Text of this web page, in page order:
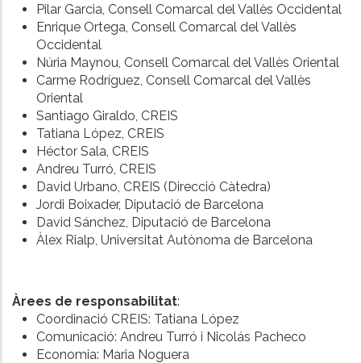
Pilar Garcia, Consell Comarcal del Vallès Occidental
Enrique Ortega, Consell Comarcal del Vallès
Occidental
Núria Maynou, Consell Comarcal del Vallès Oriental
Carme Rodríguez, Consell Comarcal del Vallès
Oriental
Santiago Giraldo, CREIS
Tatiana López, CREIS
Héctor Sala, CREIS
Andreu Turró, CREIS
David Urbano, CREIS (Direcció Càtedra)
Jordi Boixader, Diputació de Barcelona
David Sánchez, Diputació de Barcelona
Àlex Rialp, Universitat Autònoma de Barcelona
Àrees de responsabilitat:
Coordinació CREIS: Tatiana López
Comunicació: Andreu Turró i Nicolás Pacheco
Economia: Maria Noguera